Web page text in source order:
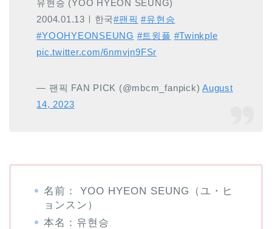
유현승 (YOO HYEON SEUNG)
2004.01.13ㅣ한국#팬픽 #유현승
#YOOHYEONSEUNG #트윙플 #Twinkple
pic.twitter.com/6nmvjn9FSr
— 팬픽 FAN PICK (@mbcm_fanpick)August
14, 2023
名前： YOO HYEON SEUNG（ユ・ヒ
ョンスン）
本名：유현승